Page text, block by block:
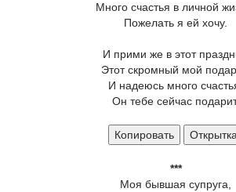
Много счастья в личной
Пожелать я ей хочу.
И прими же в этот
Этот скромный мой
И надеюсь много
Он тебе сейчас
Копировать Открытка
***
Моя бывшая супруга,